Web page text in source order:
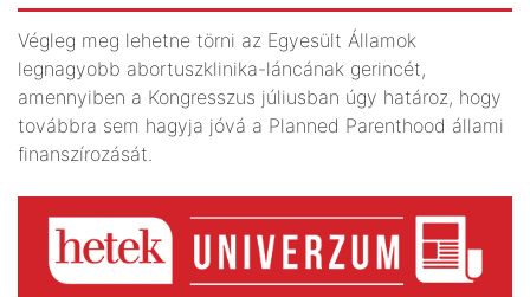
Végleg meg lehetne törni az Egyesült Államok
legnagyobb abortuszklinika-láncának gerincét,
amennyiben a Kongresszus júliusban úgy határoz, hogy
továbbra sem hagyja jóvá a Planned Parenthood állami
finanszírozását.